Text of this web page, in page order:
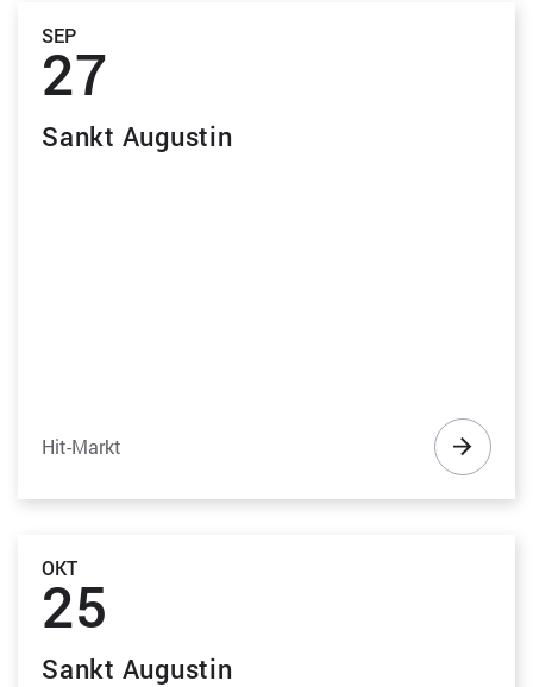
SEP
27
Sankt Augustin
Hit-Markt
OKT
25
Sankt Augustin